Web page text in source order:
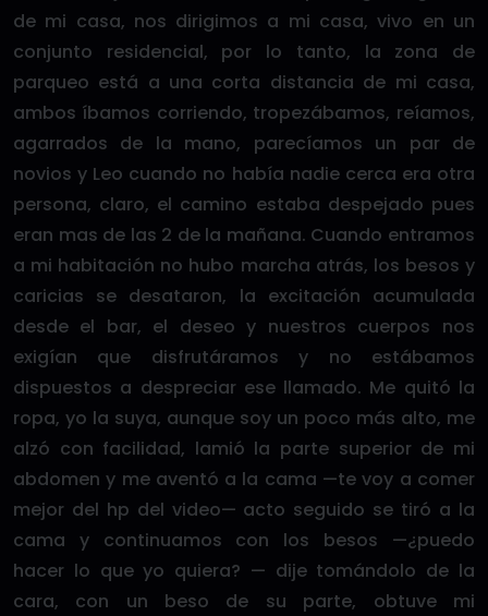
de mi casa, nos dirigimos a mi casa, vivo en un
conjunto residencial, por lo tanto, la zona de
parqueo está a una corta distancia de mi casa,
ambos íbamos corriendo, tropezábamos, reíamos,
agarrados de la mano, parecíamos un par de
novios y Leo cuando no había nadie cerca era otra
persona, claro, el camino estaba despejado pues
eran mas de las 2 de la mañana. Cuando entramos
a mi habitación no hubo marcha atrás, los besos y
caricias se desataron, la excitación acumulada
desde el bar, el deseo y nuestros cuerpos nos
exigían que disfrutáramos y no estábamos
dispuestos a despreciar ese llamado. Me quitó la
ropa, yo la suya, aunque soy un poco más alto, me
alzó con facilidad, lamió la parte superior de mi
abdomen y me aventó a la cama —te voy a comer
mejor del hp del video— acto seguido se tiró a la
cama y continuamos con los besos —¿puedo
hacer lo que yo quiera? — dije tomándolo de la
cara, con un beso de su parte, obtuve mi